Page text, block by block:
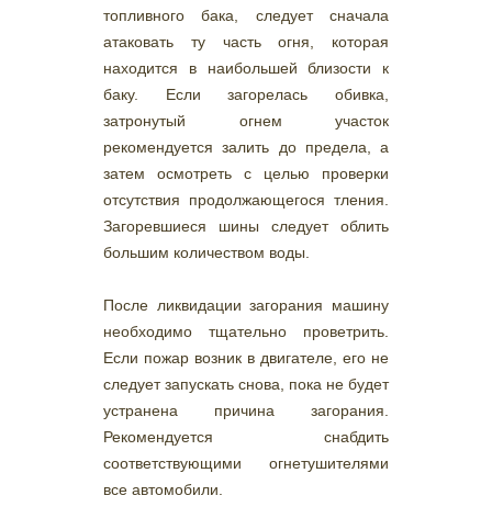
топливного бака, следует сначала
атаковать ту часть огня, которая
находится в наибольшей близости к
баку. Если загорелась обивка,
затронутый огнем участок
рекомендуется залить до предела, а
затем осмотреть с целью проверки
отсутствия продолжающегося тления.
Загоревшиеся шины следует облить
большим количеством воды.
После ликвидации загорания машину
необходимо тщательно проветрить.
Если пожар возник в двигателе, его не
следует запускать снова, пока не будет
устранена причина загорания.
Рекомендуется снабдить
соответствующими огнетушителями
все автомобили.